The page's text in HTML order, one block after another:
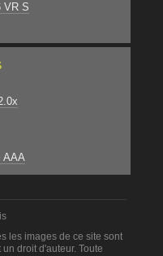
VR S
AAA
les images de ce site sont
droit d'auteur. Toute